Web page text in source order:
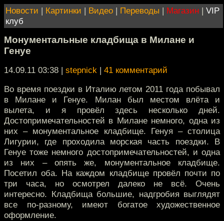
Новости | Картинки | Видео | Переводы | Магазин | VIP
клуб
Монументальные кладбища в Милане и
Генуе
14.09.11 03:38 | stepnick | 41 комментарий
Во время поездки в Италию летом 2011 года побывал
в Милане и Генуе. Милан был местом влёта и
вылета, и я провёл здесь несколько дней.
Достопримечательностей в Милане немного, одна из
них – монументальное кладбище. Генуя – столица
Лигурии, где проходила морская часть поездки. В
Генуе тоже немного достопримечательностей, и одна
из них – опять же, монументальное кладбище.
Посетил оба. На каждом кладбище провёл почти по
три часа, но осмотрел далеко не всё. Очень
интересно. Кладбища большие, надгробия выглядят
все по-разному, имеют богатое художественное
оформление.